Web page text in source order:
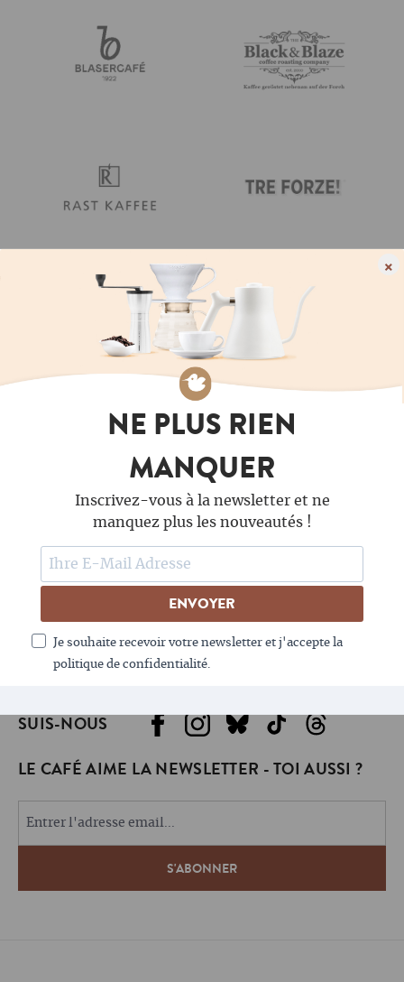
NE PLUS RIEN
MANQUER
Inscrivez-vous à la newsletter et ne
manquez plus les nouveautés !
ENVOYER
Je souhaite recevoir votre newsletter et j'accepte la
politique de confidentialité.
×
SUIS-NOUS
LE CAFÉ AIME LA NEWSLETTER - TOI AUSSI ?